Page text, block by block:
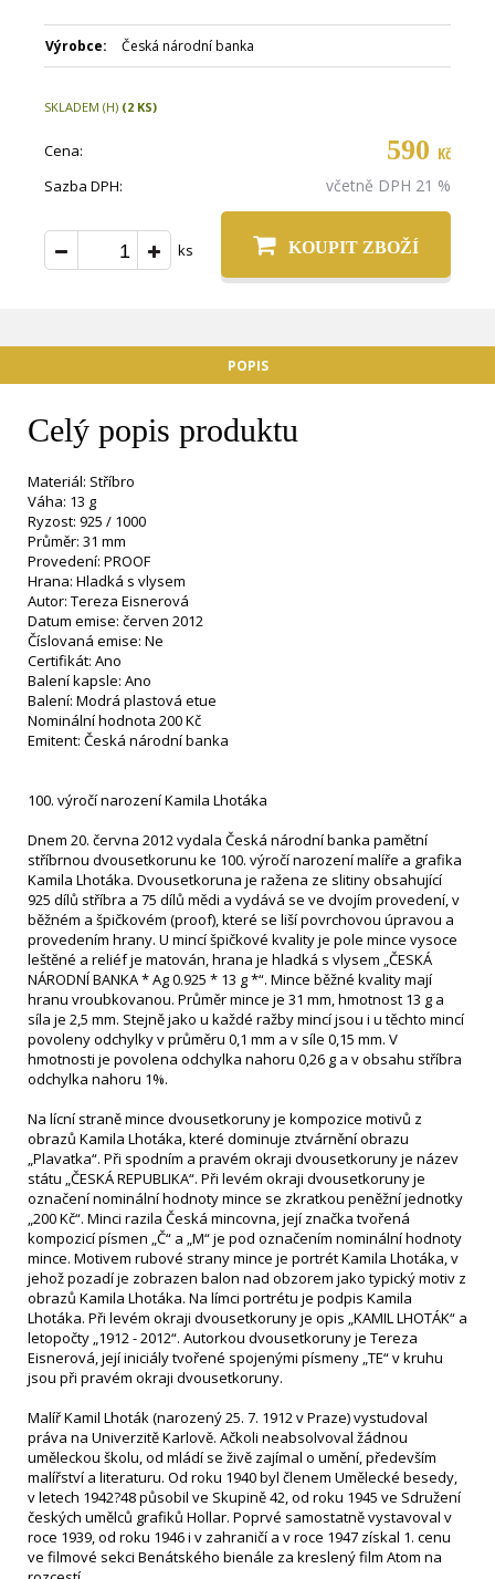
Výrobce: Česká národní banka
SKLADEM (H) (2 KS)
Cena: 590 Kč
Sazba DPH: včetně DPH 21 %
ks KOUPIT ZBOŽÍ
POPIS
Celý popis produktu
Materiál: Stříbro
Váha: 13 g
Ryzost: 925 / 1000
Průměr: 31 mm
Provedení: PROOF
Hrana: Hladká s vlysem
Autor: Tereza Eisnerová
Datum emise: červen 2012
Číslovaná emise: Ne
Certifikát: Ano
Balení kapsle: Ano
Balení: Modrá plastová etue
Nominální hodnota 200 Kč
Emitent: Česká národní banka
100. výročí narození Kamila Lhotáka
Dnem 20. června 2012 vydala Česká národní banka pamětní
stříbrnou dvousetkorunu ke 100. výročí narození malíře a grafika
Kamila Lhotáka. Dvousetkoruna je ražena ze slitiny obsahující
925 dílů stříbra a 75 dílů mědi a vydává se ve dvojím provedení, v
běžném a špičkovém (proof), které se liší povrchovou úpravou a
provedením hrany. U mincí špičkové kvality je pole mince vysoce
leštěné a reliéf je matován, hrana je hladká s vlysem „ČESKÁ
NÁRODNÍ BANKA * Ag 0.925 * 13 g *“. Mince běžné kvality mají
hranu vroubkovanou. Průměr mince je 31 mm, hmotnost 13 g a
síla je 2,5 mm. Stejně jako u každé ražby mincí jsou i u těchto mincí
povoleny odchylky v průměru 0,1 mm a v síle 0,15 mm. V
hmotnosti je povolena odchylka nahoru 0,26 g a v obsahu stříbra
odchylka nahoru 1%.
Na lícní straně mince dvousetkoruny je kompozice motivů z
obrazů Kamila Lhotáka, které dominuje ztvárnění obrazu
„Plavatka“. Při spodním a pravém okraji dvousetkoruny je název
státu „ČESKÁ REPUBLIKA“. Při levém okraji dvousetkoruny je
označení nominální hodnoty mince se zkratkou peněžní jednotky
„200 Kč“. Minci razila Česká mincovna, její značka tvořená
kompozicí písmen „Č“ a „M“ je pod označením nominální hodnoty
mince. Motivem rubové strany mince je portrét Kamila Lhotáka, v
jehož pozadí je zobrazen balon nad obzorem jako typický motiv z
obrazů Kamila Lhotáka. Na límci portrétu je podpis Kamila
Lhotáka. Při levém okraji dvousetkoruny je opis „KAMIL LHOTÁK“ a
letopočty „1912 - 2012“. Autorkou dvousetkoruny je Tereza
Eisnerová, její iniciály tvořené spojenými písmeny „TE“ v kruhu
jsou při pravém okraji dvousetkoruny.
Malíř Kamil Lhoták (narozený 25. 7. 1912 v Praze) vystudoval
práva na Univerzitě Karlově. Ačkoli neabsolvoval žádnou
uměleckou školu, od mládí se živě zajímal o umění, především
malířství a literaturu. Od roku 1940 byl členem Umělecké besedy,
v letech 1942?48 působil ve Skupině 42, od roku 1945 ve Sdružení
českých umělců grafiků Hollar. Poprvé samostatně vystavoval v
roce 1939, od roku 1946 i v zahraničí a v roce 1947 získal 1. cenu
ve filmové sekci Benátského bienále za kreslený film Atom na